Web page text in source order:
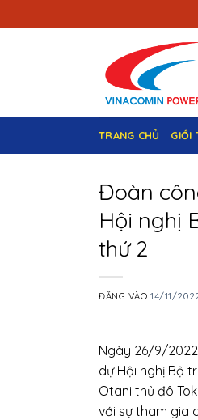
qua
90 năm ngày Truyền thống
TRANG CHỦ GIỚI
Đoàn
Hội nghị
thứ 2
ĐĂNG VÀO14/11/
Ngày 26/9/
dự Hội nghị Bộ
Otani thủ đô
với sự tham gia